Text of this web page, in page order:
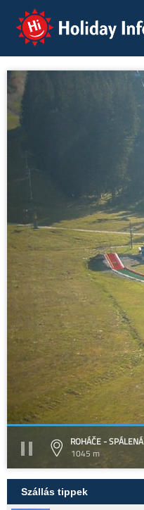
Holiday Info
ROHÁČE - SPÁLENÁ
1045 m
Szállás tippek